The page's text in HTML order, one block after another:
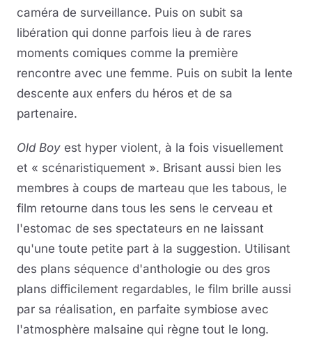
caméra de surveillance. Puis on subit sa
libération qui donne parfois lieu à de rares
moments comiques comme la première
rencontre avec une femme. Puis on subit la lente
descente aux enfers du héros et de sa
partenaire.
Old Boy est hyper violent, à la fois visuellement
et « scénaristiquement ». Brisant aussi bien les
membres à coups de marteau que les tabous, le
film retourne dans tous les sens le cerveau et
l'estomac de ses spectateurs en ne laissant
qu'une toute petite part à la suggestion. Utilisant
des plans séquence d'anthologie ou des gros
plans difficilement regardables, le film brille aussi
par sa réalisation, en parfaite symbiose avec
l'atmosphère malsaine qui règne tout le long.